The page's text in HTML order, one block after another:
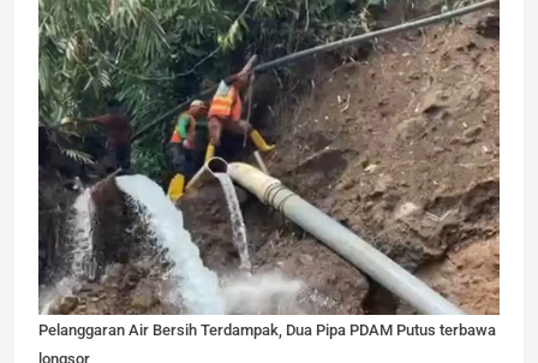
Pelanggaran Air Bersih Terdampak, Dua Pipa PDAM Putus terbawa
longsor